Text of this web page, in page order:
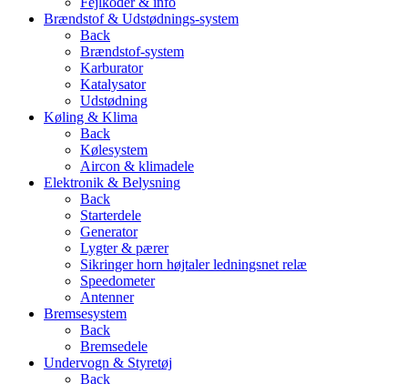
Brændstof & Udstødnings-system
Back
Brændstof-system
Karburator
Katalysator
Udstødning
Køling & Klima
Back
Kølesystem
Aircon & klimadele
Elektronik & Belysning
Back
Starterdele
Generator
Lygter & pærer
Sikringer horn højtaler ledningsnet relæ
Speedometer
Antenner
Bremsesystem
Back
Bremsedele
Undervogn & Styretøj
Back